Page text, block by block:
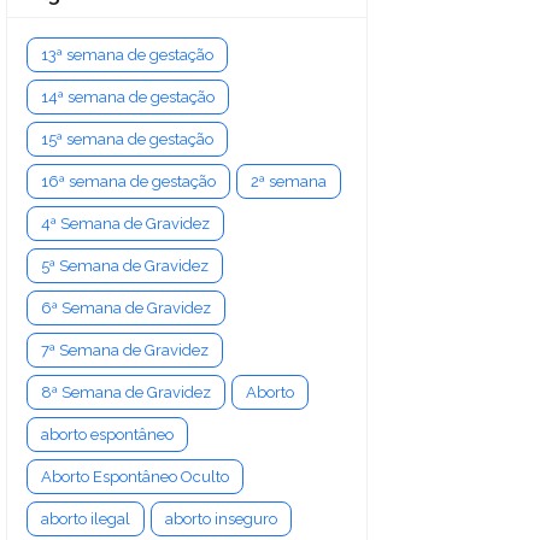
13ª semana de gestação
14ª semana de gestação
15ª semana de gestação
16ª semana de gestação 2ª semana
4ª Semana de Gravidez
5ª Semana de Gravidez
6ª Semana de Gravidez
7ª Semana de Gravidez
8ª Semana de Gravidez Aborto
aborto espontâneo
Aborto Espontâneo Oculto
aborto ilegal aborto inseguro